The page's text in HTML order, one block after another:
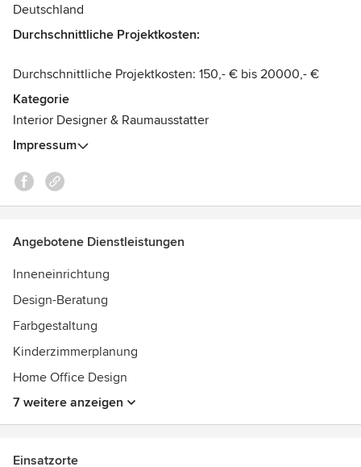
Alle Bereiche sind separat buchbar und werden dem
In steter transparenter Zusammenarbeit, entsteht Deine
ganz persönliche Wohlfühloase!
Auszeichnungen:
Zertifizierter freier Innenarchitekt von dem INSTITUT FÜR
Deutschland
Durchschnittliche Projektkosten:
Durchschnittliche Projektkosten: 150,- € bis 20000,- €
Kategorie
Interior Designer & Raumausstatter
Impressum
Angebotene Dienstleistungen
Inneneinrichtung
Design-Beratung
Farbgestaltung
Kinderzimmerplanung
Home Office Design
7 weitere anzeigen
Einsatzorte